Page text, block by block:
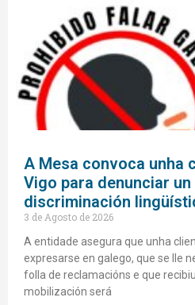
A Mesa convoca unha
Vigo para denunciar
discriminación
3 de Agosto de 2026
A entidade asegura que unha
expresarse en galego, que se lle
folla de reclamacións e que
mobilización será